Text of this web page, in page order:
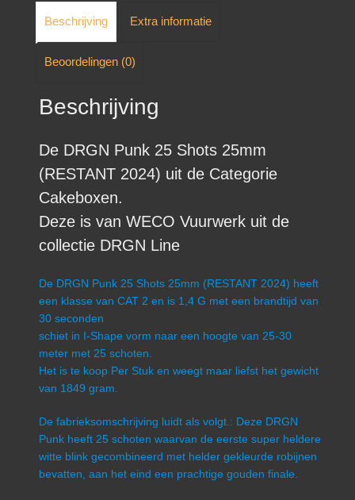
Beschrijving Extra informatie
Beoordelingen (0)
Beschrijving
De DRGN Punk 25 Shots 25mm
(RESTANT 2024) uit de Categorie
Cakeboxen.
Deze is van WECO Vuurwerk uit de
collectie DRGN Line
De DRGN Punk 25 Shots 25mm (RESTANT 2024) heeft
een klasse van CAT 2 en is 1,4 G met een brandtijd van
30 seconden
schiet in I-Shape vorm naar een hoogte van 25-30
meter met 25 schoten.
Het is te koop Per Stuk en weegt maar liefst het gewicht
van 1849 gram.
De fabrieksomschrijving luidt als volgt.: Deze DRGN
Punk heeft 25 schoten waarvan de eerste super heldere
witte blink gecombineerd met helder gekleurde robijnen
bevatten, aan het eind een prachtige gouden finale.